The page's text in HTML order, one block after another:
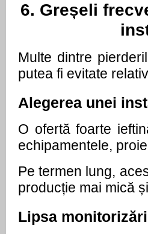
6. Greșeli
Multe dintre
putea fi evitate
Alegerea unei
O ofertă foarte
echipamentele,
Pe termen lung,
producție mai mică
Lipsa